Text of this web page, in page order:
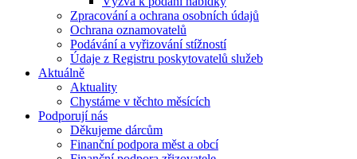
Zpracování a ochrana osobních údajů
Ochrana oznamovatelů
Podávání a vyřizování stížností
Údaje z Registru poskytovatelů služeb
Aktuálně
Aktuality
Chystáme v těchto měsících
Podporují nás
Děkujeme dárcům
Finanční podpora měst a obcí